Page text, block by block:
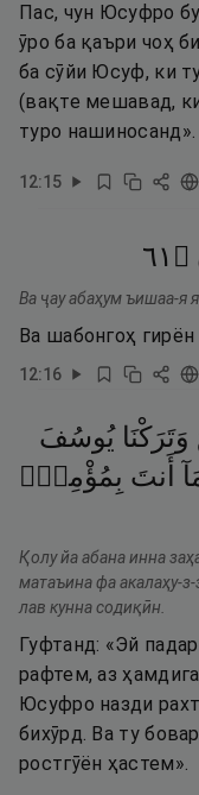
Пас, чун Юсуфро
ӯро ба қаъри чоҳ
ба сӯйи Юсуф, ки
(вақте мешавад,
туро нашиносанд».
12:15
۝ ١٦
Ва ҷау абаҳум ъишаа-я
Ва шабонгоҳ
12:16
وَتَرَكْنَا يُوسُفَ
أَنتَ بِمُؤْمِنٍۢ
Қолу йа абана инна
матаъина фа акалаҳу-
лав кунна содиқӣн.
Гуфтанд: «Эй
рафтем, аз
Юсуфро назди
бихӯрд. Ва ту
ростгӯён ҳастем».